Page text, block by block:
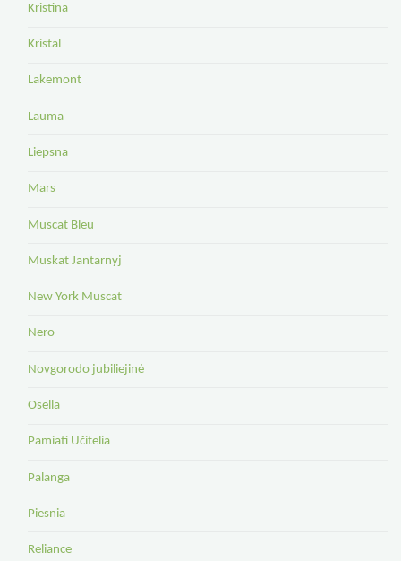
Kristina
Kristal
Lakemont
Lauma
Liepsna
Mars
Muscat Bleu
Muskat Jantarnyj
New York Muscat
Nero
Novgorodo jubiliejinė
Osella
Pamiati Učitelia
Palanga
Piesnia
Reliance